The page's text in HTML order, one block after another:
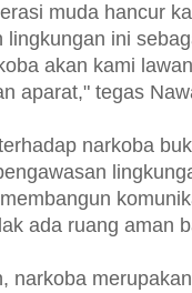
muda hancur
lingkungan ini
akan kami
aparat," tegas
narkoba
ada ruang aman
narkoba